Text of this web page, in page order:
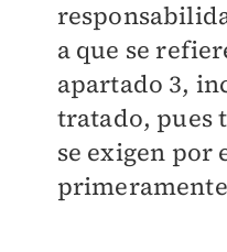
a que se
apartado 3,
tratado, pues
se exigen por